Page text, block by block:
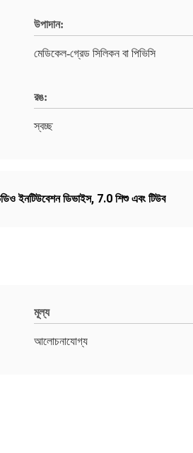
উপাদান:
মেডিকেল-গ্রেড সিলিকন বা পিভিসি
রঙ:
স্বচ্ছ
ইনটিউবেশন ডিভাইস, 7.0 শিশু এবং টিউব
মূল্য
আলোচনাযোগ্য